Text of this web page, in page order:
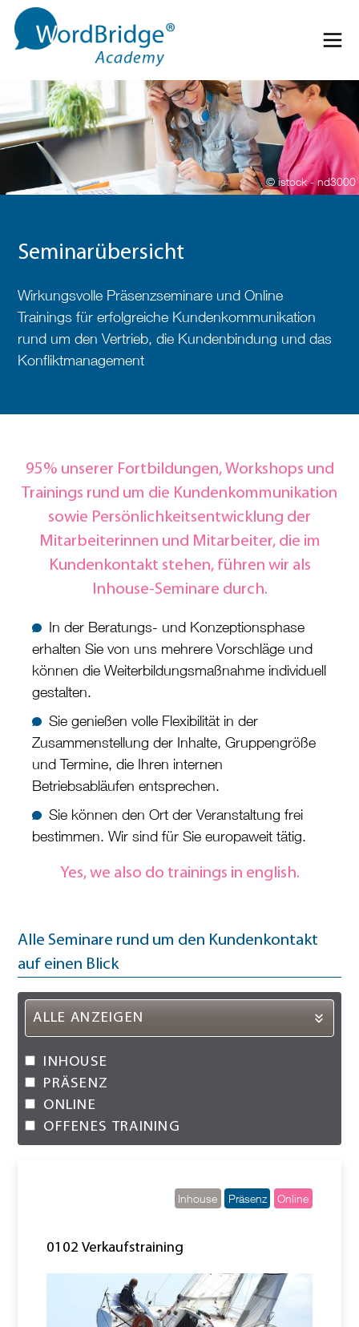
Direkt zum Inhalt springen
© istock - nd3000
Seminarübersicht
Wirkungsvolle Präsenzseminare und Online
Trainings für erfolgreiche Kundenkommunikation
rund um den Vertrieb, die Kundenbindung und das
Konfliktmanagement
95% unserer Fortbildungen, Workshops und
Trainings rund um die Kundenkommunikation
sowie Persönlichkeitsentwicklung der
Mitarbeiterinnen und Mitarbeiter, die im
Kundenkontakt stehen, führen wir als
Inhouse-Seminare durch.
In der Beratungs- und Konzeptionsphase
erhalten Sie von uns mehrere Vorschläge und
können die Weiterbildungsmaßnahme individuell
gestalten.
Sie genießen volle Flexibilität in der
Zusammenstellung der Inhalte, Gruppengröße
und Termine, die Ihren internen
Betriebsabläufen entsprechen.
Sie können den Ort der Veranstaltung frei
bestimmen. Wir sind für Sie europaweit tätig.
Yes, we also do trainings in english.
Alle Seminare rund um den Kundenkontakt
auf einen Blick
ALLE ANZEIGEN
SEMINARART FILTERN
INHOUSE
PRÄSENZ
ONLINE
OFFENES TRAINING
Inhouse Präsenz Online
0102 Verkaufstraining